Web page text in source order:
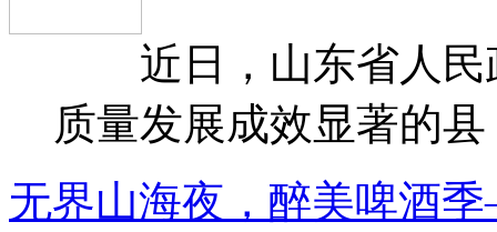
近日，山东省人民
质量发展成效显著的
无界山海夜，醉美啤酒